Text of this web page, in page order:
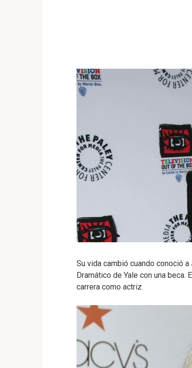
Su vida cambió cuando conoció
Dramático de Yale con una beca.
carrera como actriz.